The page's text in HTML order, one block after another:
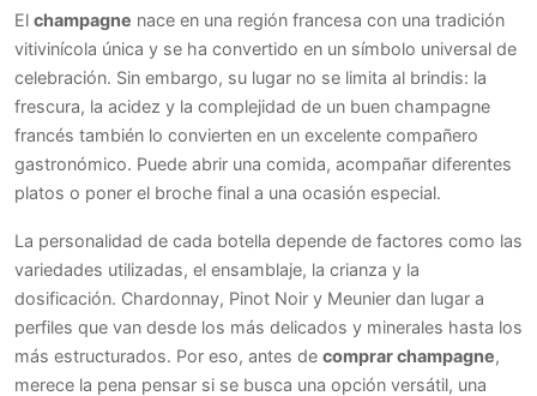
El champagne nace en una región francesa con una tradición
vitivinícola única y se ha convertido en un símbolo universal de
celebración. Sin embargo, su lugar no se limita al brindis: la
frescura, la acidez y la complejidad de un buen champagne
francés también lo convierten en un excelente compañero
gastronómico. Puede abrir una comida, acompañar diferentes
platos o poner el broche final a una ocasión especial.
La personalidad de cada botella depende de factores como las
variedades utilizadas, el ensamblaje, la crianza y la
dosificación. Chardonnay, Pinot Noir y Meunier dan lugar a
perfiles que van desde los más delicados y minerales hasta los
más estructurados. Por eso, antes de comprar champagne,
merece la pena pensar si se busca una opción versátil, una